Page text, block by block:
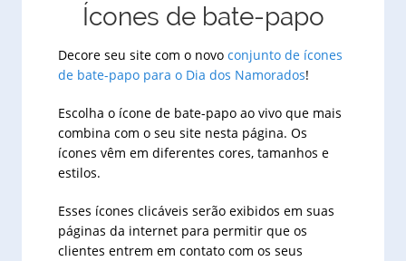
Ícones de bate-papo
Decore seu site com o novo conjunto de ícones
de bate-papo para o Dia dos Namorados!
Escolha o ícone de bate-papo ao vivo que mais
combina com o seu site nesta página. Os
ícones vêm em diferentes cores, tamanhos e
estilos.
Esses ícones clicáveis serão exibidos em suas
páginas da internet para permitir que os
clientes entrem em contato com os seus